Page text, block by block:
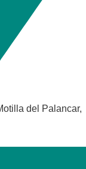
del Palancar,